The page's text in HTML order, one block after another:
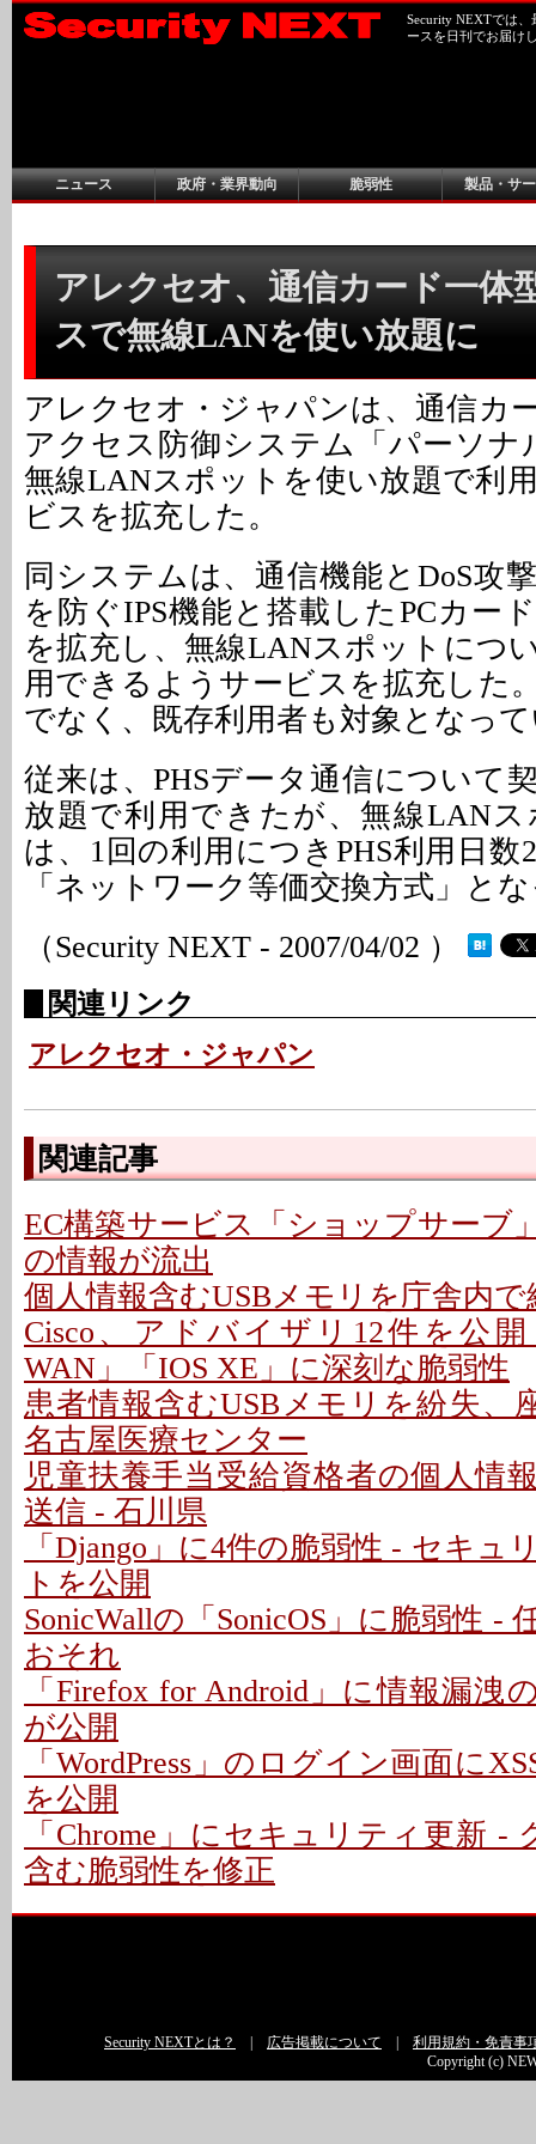
Security NEXTでは
ースを日刊でお届け
ニュース 政府・業界動向 脆弱性 製品・サ
アレクセオ、通信カード一体
スで無線LANを使い放題に
アレクセオ・ジャパンは、通信カ
アクセス防御システム「パーソナ
無線LANスポットを使い放題で利
ビスを拡充した。
同システムは、通信機能とDoS攻
を防ぐIPS機能と搭載したPCカー
を拡充し、無線LANスポットにつ
用できるようサービスを拡充した
でなく、既存利用者も対象となっ
従来は、PHSデータ通信について
放題で利用できたが、無線LAN
は、1回の利用につきPHS利用日数
「ネットワーク等価交換方式」と
（Security NEXT - 2007/04/02 ）
関連リンク
アレクセオ・ジャパン
関連記事
EC構築サービス「ショップサーブ
の情報が流出
個人情報含むUSBメモリを庁舎内で
Cisco、アドバイザリ12件を公開
WAN」「IOS XE」に深刻な脆弱性
患者情報含むUSBメモリを紛失、
名古屋医療センター
児童扶養手当受給資格者の個人情
送信 - 石川県
「Django」に4件の脆弱性 - セキュ
トを公開
SonicWallの「SonicOS」に脆弱性 -
おそれ
「Firefox for Android」に情報漏洩
が公開
「WordPress」のログイン画面に
を公開
「Chrome」にセキュリティ更新 -
含む脆弱性を修正
Security NEXTとは？ 広告掲載について
利用規約・免責事
Copyright (c)